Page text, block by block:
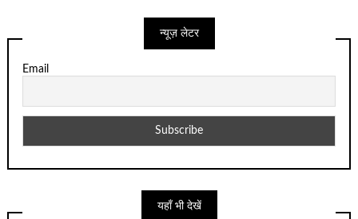
न्यूज़ लेटर
Email
यहाँ भी देखें